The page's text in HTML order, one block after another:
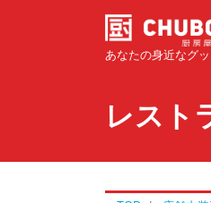
あなたの身近なグ
レスト